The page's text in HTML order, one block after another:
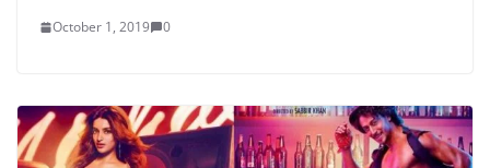
October 1, 2019 0